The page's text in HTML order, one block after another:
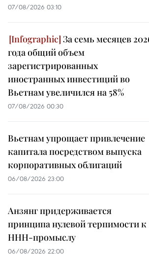
07/08/2026 03:10
За семь месяцев
года общий объем
зарегистрированных
иностранных инвестиций во
Вьетнам увеличился на 58%
07/08/2026 00:30
Вьетнам упрощает привлечение
капитала посредством выпуска
корпоративных облигаций
06/08/2026 23:00
Анзянг придерживается
принципа нулевой терпимости к
ННН-промыслу
06/08/2026 22:00